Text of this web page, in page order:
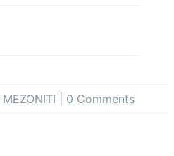
MEZONITI 0 Comments